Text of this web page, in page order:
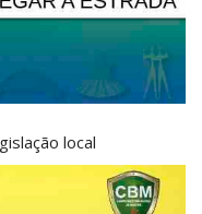
local